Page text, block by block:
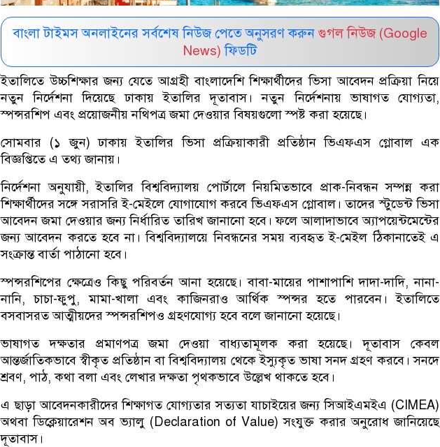
বাংলা টাইমস অনলাইনের সর্বশেষ নিউজ পেতে অনুসরণ করুন গুগল নিউজ (Google
News) ফিডটি
ইতালিতে উচ্চশিক্ষার জন্য যেতে আগ্রহী বাংলাদেশি শিক্ষার্থীদের ভিসা আবেদন প্রক্রিয়া নিয়ে
নতুন নির্দেশনা দিয়েছে ঢাকায় ইতালির দূতাবাস। নতুন নির্দেশনায় ভাষাগত যোগ্যতা,
স্পন্সরশিপ এবং প্রয়োজনীয় নথিপত্র জমা দেওয়ার বিষয়গুলো স্পষ্ট করা হয়েছে।
সোমবার (১ জুন) ঢাকায় ইতালির ভিসা প্রক্রিয়াকারী প্রতিষ্ঠান ভিএফএস গ্লোবাল এক
বিজ্ঞপ্তিতে এ তথ্য জানায়।
নির্দেশনা অনুযায়ী, ইতালির বিশ্ববিদ্যালয় পোর্টালে নিয়মিতভাবে প্রাক-নিবন্ধন সম্পন্ন করা
শিক্ষার্থীদের সঙ্গে সরাসরি ই-মেইলে যোগাযোগ করবে ভিএফএস গ্লোবাল। তাদের স্টুডেন্ট ভিসা
আবেদন জমা দেওয়ার জন্য নির্ধারিত তারিখ জানানো হবে। ফলে আলাদাভাবে অ্যাপয়েন্টমেন্টের
জন্য আবেদন করতে হবে না। বিশ্ববিদ্যালয়ে নিবন্ধনের সময় ব্যবহৃত ই-মেইল ঠিকানাতেই এ
সংক্রান্ত বার্তা পাঠানো হবে।
স্পন্সরশিপের ক্ষেত্রেও কিছু পরিবর্তন আনা হয়েছে। বাবা-মায়ের পাশাপাশি দাদা-দাদি, নানা-
নানি, চাচা-ফুপু, মামা-খালা এবং কাজিনরাও আর্থিক স্পন্সর হতে পারবেন। ইতালিতে
বসবাসরত আত্মীয়দের স্পন্সরশিপও গ্রহণযোগ্য হবে বলে জানানো হয়েছে।
ভাষাগত দক্ষতার প্রমাণপত্র জমা দেওয়া বাধ্যতামূলক করা হয়েছে। দূতাবাস কেবল
আন্তর্জাতিকভাবে স্বীকৃত প্রতিষ্ঠান বা বিশ্ববিদ্যালয় থেকে ইস্যুকৃত ভাষা সনদ গ্রহণ করবে। সনদে
শ্রবণ, পাঠ, কথা বলা এবং লেখার দক্ষতা পৃথকভাবে উল্লেখ থাকতে হবে।
এ ছাড়া আবেদনকারীদের শিক্ষাগত যোগ্যতার সত্যতা যাচাইয়ের জন্য সিআইএমইএ (CIMEA)
অথবা ডিক্লেয়ারেশন অব ভ্যালু (Declaration of Value) সংযুক্ত করার অনুরোধ জানিয়েছে
দূতাবাস।